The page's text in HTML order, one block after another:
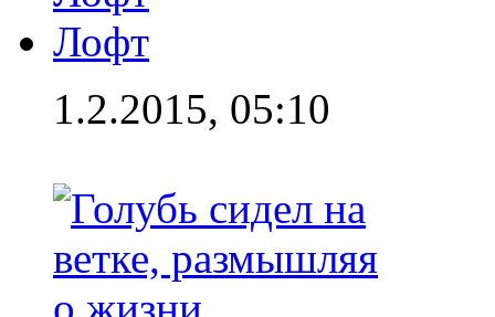
Лофт
1.2.2015, 05:10